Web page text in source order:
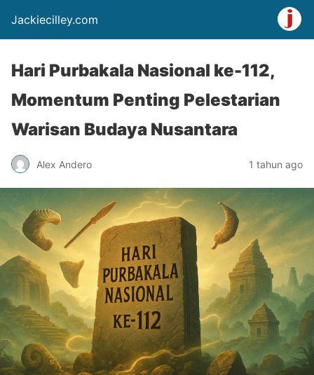
Jackiecilley.com
Hari Purbakala Nasional ke-112,
Momentum Penting Pelestarian
Warisan Budaya Nusantara
Alex Andero 1 tahun ago